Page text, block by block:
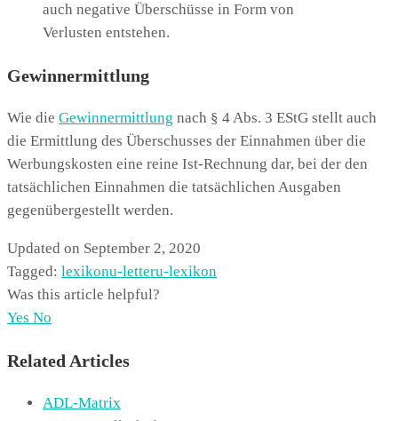
auch negative Überschüsse in Form von
Verlusten entstehen.
Gewinnermittlung
Wie die Gewinnermittlung nach § 4 Abs. 3 EStG stellt auch
die Ermittlung des Überschusses der Einnahmen über die
Werbungskosten eine reine Ist-Rechnung dar, bei der den
tatsächlichen Einnahmen die tatsächlichen Ausgaben
gegenübergestellt werden.
Updated on September 2, 2020
Tagged: lexikonu-letteru-lexikon
Was this article helpful?
Yes No
Related Articles
ADL-Matrix